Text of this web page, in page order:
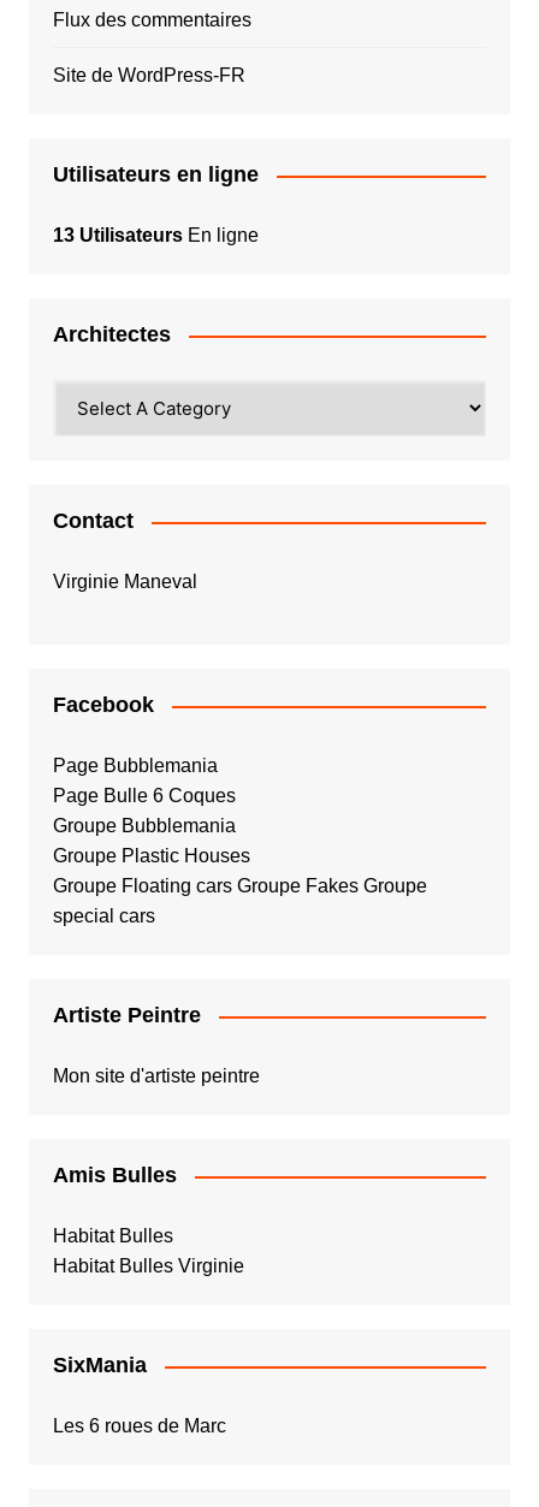
Flux des commentaires
Site de WordPress-FR
Utilisateurs en ligne
13 UtilisateursEn ligne
Architectes
Contact
Virginie Maneval
Facebook
Page Bubblemania
Page Bulle 6 Coques
Groupe Bubblemania
Groupe Plastic Houses
Groupe Floating cars Groupe Fakes Groupe
special cars
Artiste Peintre
Mon site d'artiste peintre
Amis Bulles
Habitat Bulles
Habitat Bulles Virginie
SixMania
Les 6 roues de Marc